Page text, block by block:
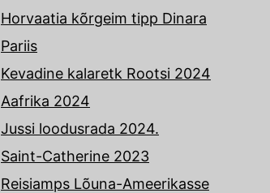
Horvaatia kõrgeim tipp Dinara
Pariis
Kevadine kalaretk Rootsi 2024
Aafrika 2024
Jussi loodusrada 2024.
Saint-Catherine 2023
Reisiamps Lõuna-Ameerikasse